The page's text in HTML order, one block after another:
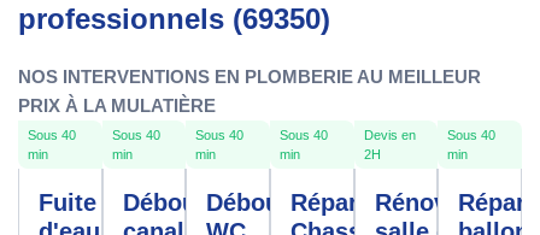
professionnels (69350)
NOS INTERVENTIONS EN PLOMBERIE AU MEILLEUR
PRIX À LA MULATIÈRE
Sous 40
min
Fuite
Sous 40
min
Débouchage
Sous 40
min
Débouchage
Sous 40
min
Réparation
Devis en
2H
Rénovation
Sous 40
min